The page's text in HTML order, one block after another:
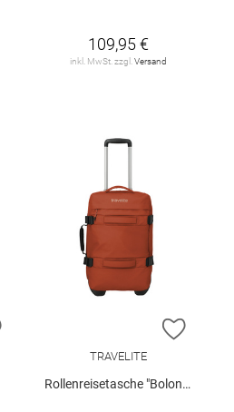
109,95 €
inkl. MwSt. zzgl. Versand
ZUR WUNSCHLISTE HINZUFÜGEN
ZUR
TRAVELITE
Rollenreisetasche "Bolonia S"